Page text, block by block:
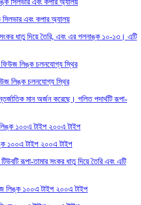
এবং কপার অ্যালয়
ধাতু দিয়ে তৈরি, এবং এর গলনাঙ্ক ১০-১৩। এটি
লিঙ্ক চলনযোগ্য স্থির
মান অর্জন করেছে। গলিত পদার্থটি রূপা-
১০০এ টাইপ ২০০এ টাইপ
রূপা-তামার সংকর ধাতু দিয়ে তৈরি এবং এটি